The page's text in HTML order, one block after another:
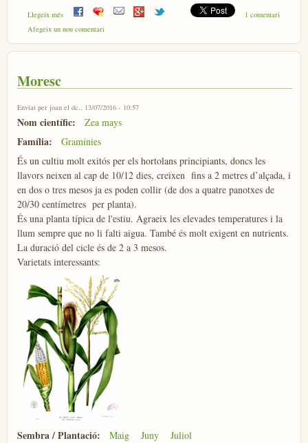
Llegeix més
sobre Pèsol
1 comentari
Afegeix un nou comentari
Moresc
Enviat per joan el dc., 13/07/2016 - 10:57
Nom científic: Zea mays
Família:
Gramínies
És un cultiu molt exitós per els hortolans principiants, doncs les
llavors neixen al cap de 10/12 dies, creixen fins a 2 metres d’alçada, i
en dos o tres mesos ja es poden collir (de dos a quatre panotxes de
20/30 centímetres per planta).
És una planta típica de l'estiu. Agraeix les elevades temperatures i la
llum sempre que no li falti aigua. També és molt exigent en nutrients.
La duració del cicle és de 2 a 3 mesos.
Varietats interessants:
Sembra / Plantació: Maig Juny Juliol